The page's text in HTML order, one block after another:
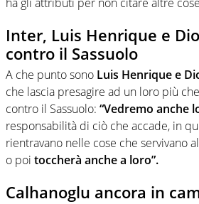
Inter, Luis Henrique e
contro il Sassuolo
A che punto sono Luis Henrique e
che lascia presagire ad un loro più
contro il Sassuolo: “Vedremo anche
responsabilità di ciò che accade, in
rientravano nelle cose che servivano
o poi toccherà anche a loro”.
Calhanoglu ancora in